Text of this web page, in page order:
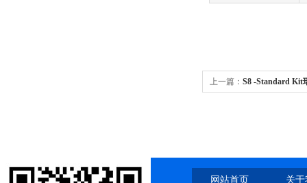
上一篇： S8 -Standard Kit
网站首页 关